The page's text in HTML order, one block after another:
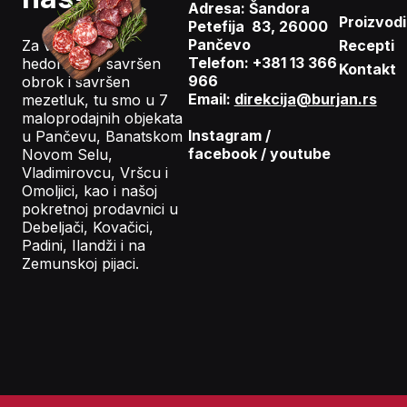
Za vaš gastro
hedonizam, savršen
obrok i savršen
mezetluk, tu smo u 7
maloprodajnih objekata
u Pančevu, Banatskom
Novom Selu,
Vladimirovcu, Vršcu i
Omoljici, kao i našoj
pokretnoj prodavnici u
Debeljači, Kovačici,
Padini, Ilandži i na
Zemunskoj pijaci.
Adresa: Šandora
Petefija 83, 26000
Pančevo
Telefon: +381 13 366
966
Email: direkcija@burjan.rs
Instagram/
facebook/ youtube
Proizvodi
Recepti
Kontakt